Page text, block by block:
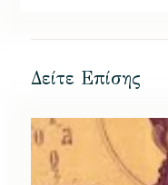
Δείτε Επίσης